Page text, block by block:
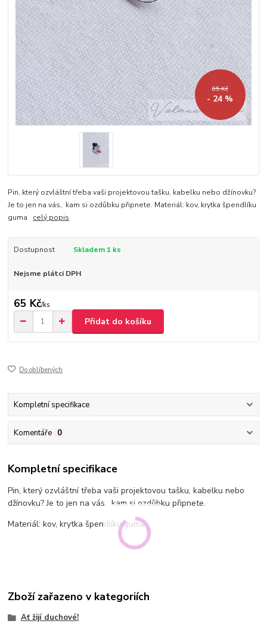
85 Kč
- 24 %
Pin, který ozvláštní třeba vaši projektovou tašku, kabelku nebo džínovku?
Je to jen na vás, kam si ozdůbku připnete. Materiál: kov, krytka špendlíku
guma celý popis
Dostupnost Skladem 1 ks
Nejsme plátci DPH
65 Kč/ks
Přidat do košíku
Do oblíbených
Kompletní specifikace
Komentáře 0
Kompletní specifikace
Pin, který ozvláštní třeba vaši projektovou tašku, kabelku nebo
džínovku? Je to jen na vás, kam si ozdůbku připnete.
Materiál: kov, krytka špendlíku guma
Zboží zařazeno v kategoriích
Ať žijí duchové!